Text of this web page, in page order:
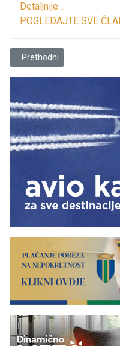
Detaljnije...
POGLEDAJTE SVE
Prethodni članak: Gula u
Prethodni